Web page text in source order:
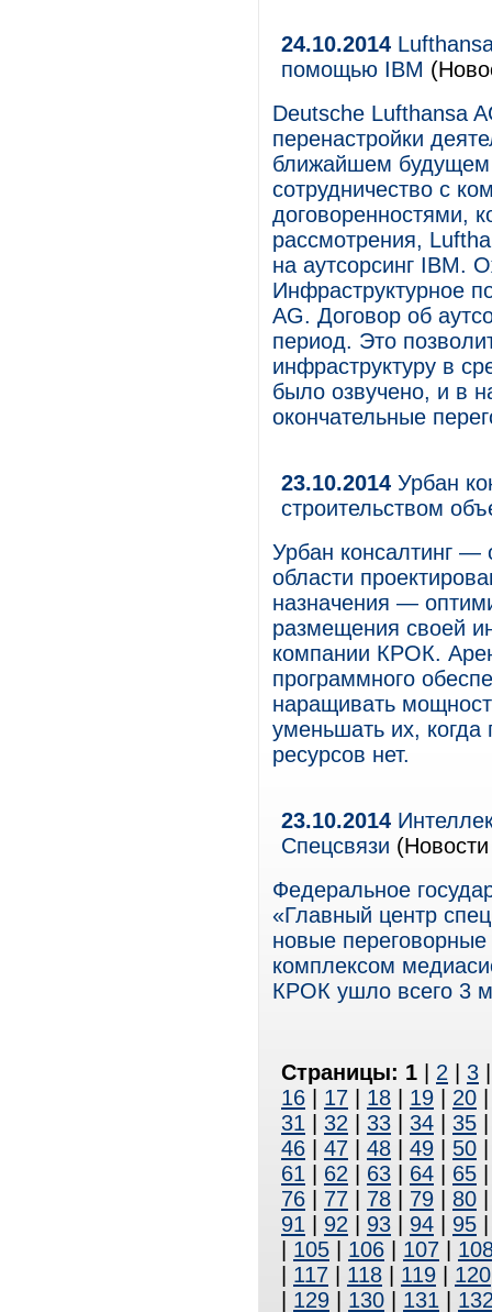
24.10.2014
помощью IBM
Deutsche Lufthansa
перенастройки
ближайшем будущем
сотрудничество с
договоренностями,
рассмотрения,
на аутсорсинг IBM.
Инфраструктурное
AG. Договор об
период. Это
инфраструктуру в
было озвучено, и в
окончательные
23.10.2014 Урбан
строительством
Урбан консалтинг —
области
назначения —
размещения своей
компании КРОК.
программного
наращивать
уменьшать их, когда
ресурсов нет.
23.10.2014
Спецсвязи
Федеральное
«Главный центр
новые
комплексом
КРОК ушло всего 3
Страницы: 1 2 3
16
17 18 19 20
31
32 33 34 35
46
47 48 49 50
61
62 63 64 65
76
77 78 79 80
91
92 93 94 95
105 106 107
117 118 119 120
129 130 131